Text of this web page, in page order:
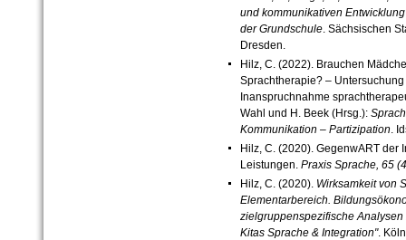
und kommunikativen
der Grundschule. Sächsischen
Dresden.
Hilz, C. (2022). Brauchen
Sprachtherapie? –
Inanspruchnahme
Wahl und H. Beek (Hrsg.):
Kommunikation – Partizipation.
Hilz, C. (2020). GegenwART der
Leistungen. Praxis Sprache, 65
Hilz, C. (2020). Wirksamkeit
Elementarbereich.
zielgruppenspezifische
Kitas Sprache & Integration".